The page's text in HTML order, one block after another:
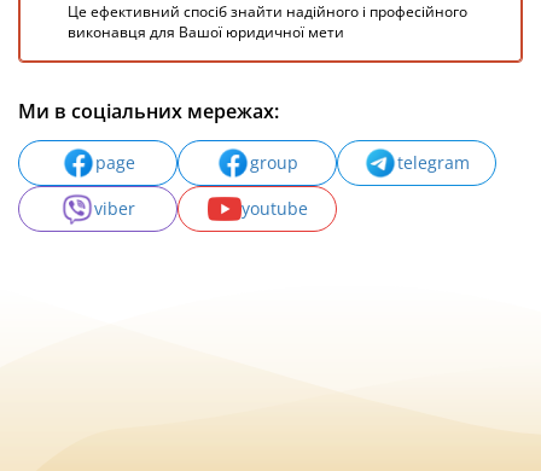
Це ефективний спосіб знайти надійного і професійного
виконавця для Вашої юридичної мети
Ми в соціальних мережах:
page group
telegram
viber
youtube